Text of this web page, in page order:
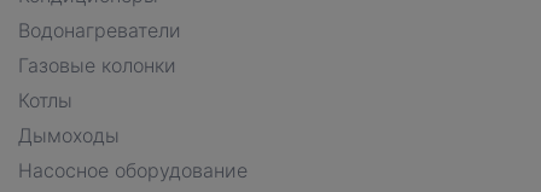
Водонагреватели
Газовые колонки
Котлы
Дымоходы
Насосное оборудование